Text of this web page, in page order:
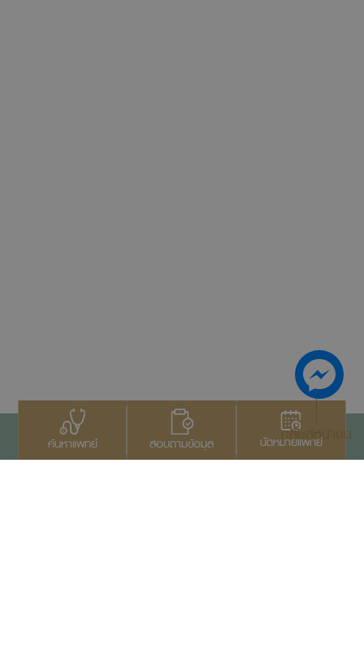
ค้นหาแพทย์ สอบถามข้อมูล นัดหมายแพทย์
กลับสู่หน้าบน